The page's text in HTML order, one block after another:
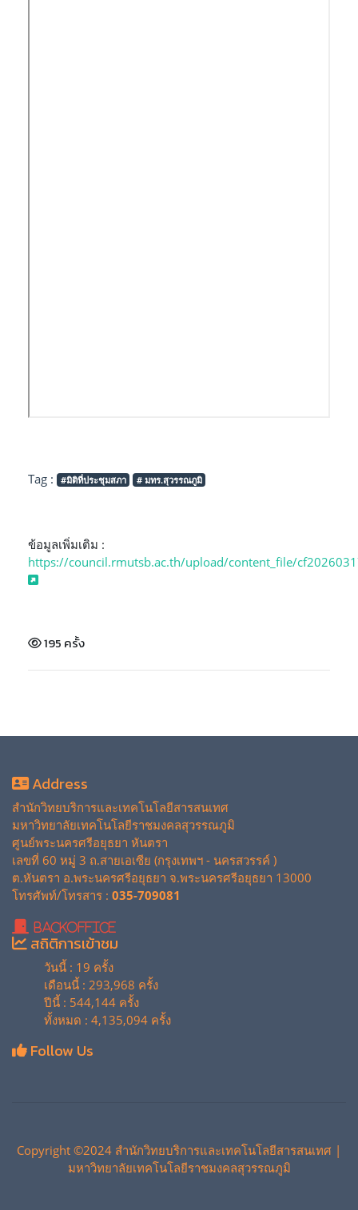
Tag : #มิติที่ประชุมสภา # มทร.สุวรรณภูมิ
ข้อมูลเพิ่มเติม :
https://council.rmutsb.ac.th/upload/content_file/
195 ครั้ง
Address
สำนักวิทยบริการและเทคโนโลยีสารสนเทศ
มหาวิทยาลัยเทคโนโลยีราชมงคลสุวรรณภูมิ
ศูนย์พระนครศรีอยุธยา หันตรา
เลขที่ 60 หมู่ 3 ถ.สายเอเซีย (กรุงเทพฯ - นครสวรรค์ )
ต.หันตรา อ.พระนครศรีอยุธยา จ.พระนครศรีอยุธยา 13000
โทรศัพท์/โทรสาร : 035-709081
BackOffice
สถิติการเข้าชม
วันนี้ : 19 ครั้ง
เดือนนี้ : 293,968 ครั้ง
ปีนี้ : 544,144 ครั้ง
ทั้งหมด : 4,135,094 ครั้ง
Follow Us
Copyright ©2024 สำนักวิทยบริการและเทคโนโลยีสารสนเทศ |
มหาวิทยาลัยเทคโนโลยีราชมงคลสุวรรณภูมิ